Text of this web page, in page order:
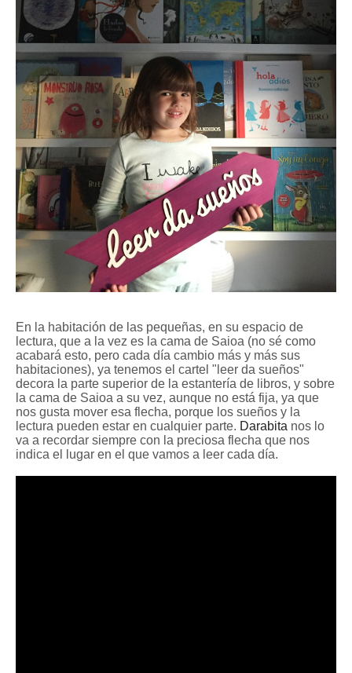
En la habitación de las pequeñas, en su espacio de
lectura, que a la vez es la cama de Saioa (no sé como
acabará esto, pero cada día cambio más y más sus
habitaciones), ya tenemos el cartel "leer da sueños"
decora la parte superior de la estantería de libros, y sobre
la cama de Saioa a su vez, aunque no está fija, ya que
nos gusta mover esa flecha, porque los sueños y la
lectura pueden estar en cualquier parte. Darabita nos lo
va a recordar siempre con la preciosa flecha que nos
indica el lugar en el que vamos a leer cada día.